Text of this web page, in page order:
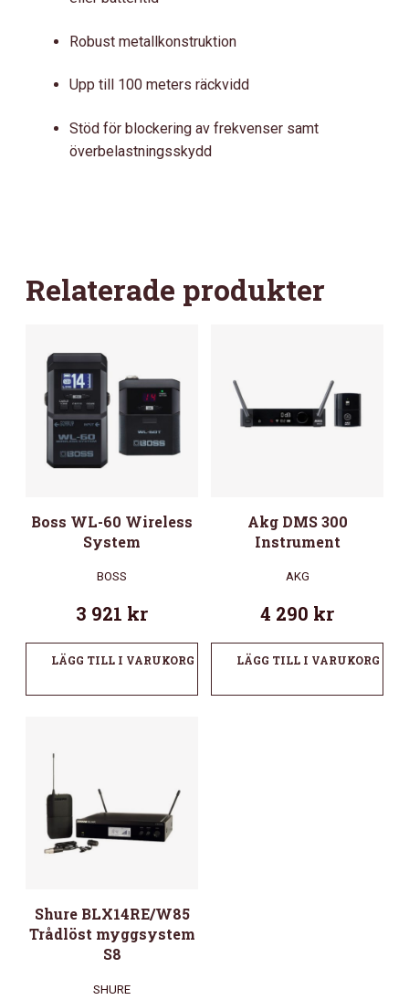
Robust metallkonstruktion
Upp till 100 meters räckvidd
Stöd för blockering av frekvenser samt
överbelastningsskydd
Relaterade produkter
Boss WL-60 Wireless
System
BOSS
3 921 kr
LÄGG TILL I VARUKORG
Akg DMS 300
Instrument
AKG
4 290 kr
LÄGG TILL I VARUKORG
Shure BLX14RE/W85
Trådlöst myggsystem
S8
SHURE